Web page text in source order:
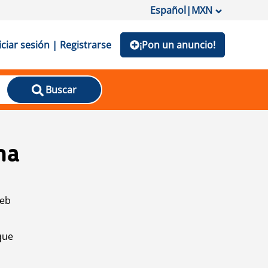
Español|MXN
sesión | Registrarse ¡Pon un anuncio!
Buscar